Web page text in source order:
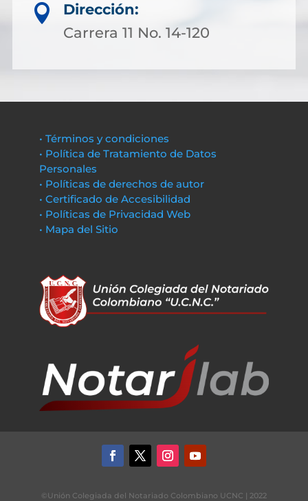

Dirección:
Carrera 11 No. 14-120
• Términos y condiciones
• Política de Tratamiento de Datos
Personales
• Políticas de derechos de autor
• Certificado de Accesibilidad
• Políticas de Privacidad Web
• Mapa del Sitio
©Unión Colegiada del Notariado Colombiano UCNC | 2022